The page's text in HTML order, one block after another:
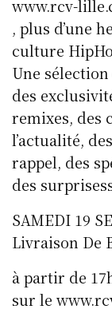
www.rcv-
, plus d’une
culture
Une
des
remixes, des
l’actualité,
rappel, des
des
SAMEDI 19
Livraison De
à partir de
sur le